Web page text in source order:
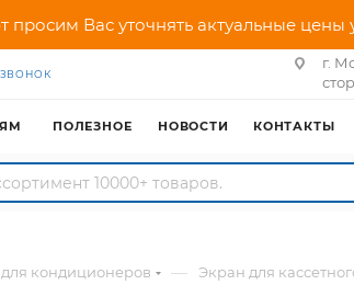
просим Вас уточнять актуальные
ЗВОНОК
г.
ПОЛЕЗНОЕ НОВОСТИ КОНТАКТЫ
кондиционеров — Экран для